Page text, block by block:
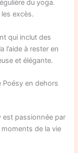
du yoga.
excès.
qui inclut des
l’aide à rester en
et élégante.
Poésy en dehors
est passionnée par
de la vie